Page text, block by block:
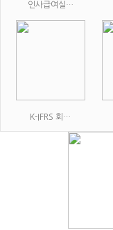
인사급여실…
K-IFRS 회…